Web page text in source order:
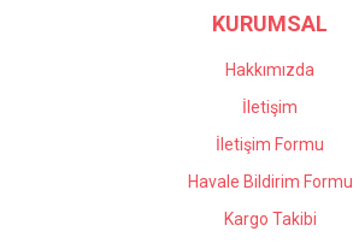
KURUMSAL
Hakkımızda
İletişim
İletişim Formu
Havale Bildirim Formu
Kargo Takibi